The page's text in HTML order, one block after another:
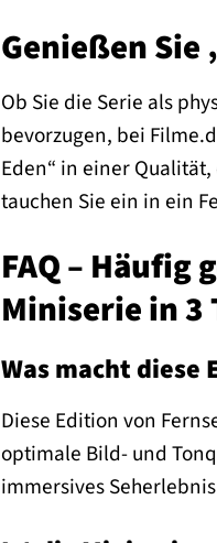
Genießen
Ob Sie die Serie als
bevorzugen, bei
Eden“ in einer
tauchen Sie ein in ein
FAQ – Häufig
Miniserie in 3
Was macht diese
Diese Edition von
optimale Bild- und
immersives